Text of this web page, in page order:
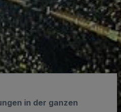
in der ganzen